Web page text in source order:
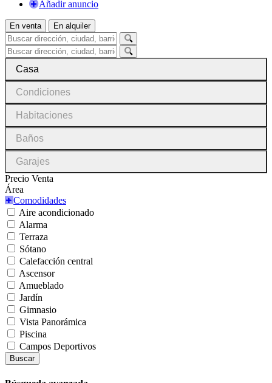
Añadir anuncio
En venta En alquiler
Casa
Condiciones
Habitaciones
Baños
Garajes
Precio Venta
Área
Comodidades
Aire acondicionado
Alarma
Terraza
Sótano
Calefacción central
Ascensor
Amueblado
Jardín
Gimnasio
Vista Panorámica
Piscina
Campos Deportivos
Buscar